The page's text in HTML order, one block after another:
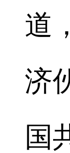
道
济
国